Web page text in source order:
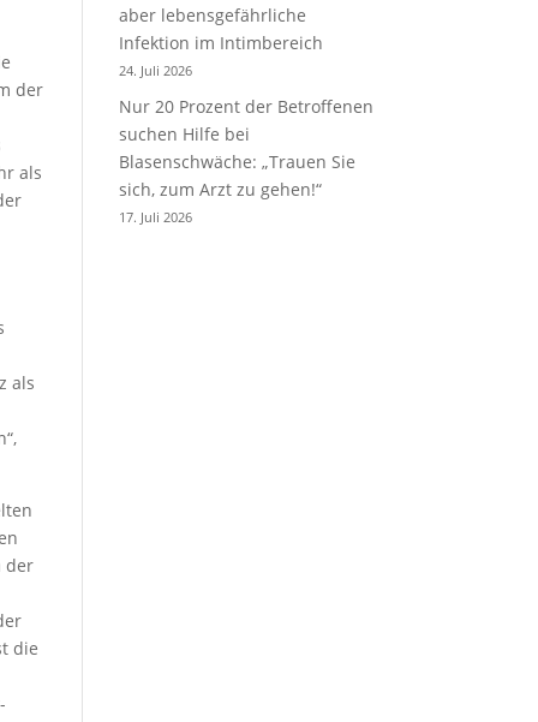
der
als
als
der
die
aber lebensgefährliche
Infektion im Intimbereich
24. Juli 2026
Nur 20 Prozent der Betroffenen
suchen Hilfe bei
Blasenschwäche: „Trauen Sie
sich, zum Arzt zu gehen!“
17. Juli 2026